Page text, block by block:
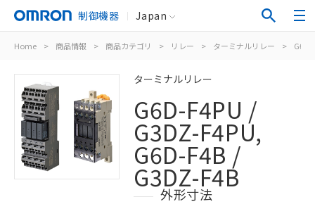
制御機器 Japan
Home > 商品情報 > 商品カテゴリ > リレー > ターミナルリレー > G6D-
ターミナルリレー
G6D-F4PU /
G3DZ-F4PU,
G6D-F4B /
G3DZ-F4B
外形寸法